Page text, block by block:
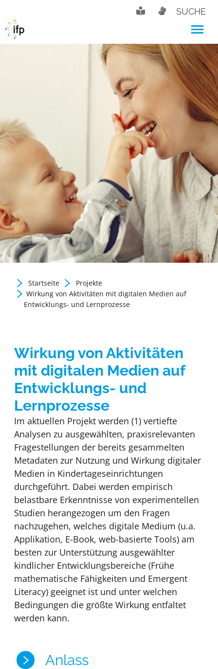
SUCHE
Zurück zur Newsübersicht
Startseite
Projekte
Wirkung von Aktivitäten mit digitalen Medien auf
Entwicklungs- und Lernprozesse
Wirkung von Aktivitäten
mit digitalen Medien auf
Entwicklungs- und
Lernprozesse
Im aktuellen Projekt werden (1) vertiefte
Analysen zu ausgewählten, praxisrelevanten
Fragestellungen der bereits gesammelten
Metadaten zur Nutzung und Wirkung digitaler
Medien in Kindertageseinrichtungen
durchgeführt. Dabei werden empirisch
belastbare Erkenntnisse von experimentellen
Studien herangezogen um den Fragen
nachzugehen, welches digitale Medium (u.a.
Applikation, E-Book, web-basierte Tools) am
besten zur Unterstützung ausgewählter
kindlicher Entwicklungsbereiche (Frühe
mathematische Fähigkeiten und Emergent
Literacy) geeignet ist und unter welchen
Bedingungen die größte Wirkung entfaltet
werden kann.
Anlass